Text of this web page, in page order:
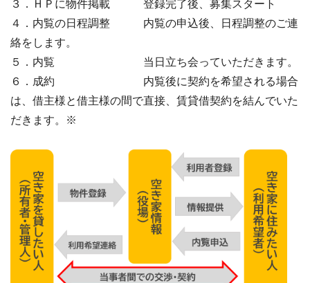
３．ＨＰに物件掲載 登録完了後、募集スタート
４．内覧の日程調整 内覧の申込後、日程調整のご連
絡をします。
５．内覧 当日立ち会っていただきます。
６．成約 内覧後に契約を希望される場合
は、借主様と借主様の間で直接、賃貸借契約を結んでいた
だきます。※